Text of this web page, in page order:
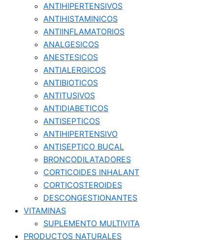
ANTIHIPERTENSIVOS
ANTIHISTAMINICOS
ANTIINFLAMATORIOS
ANALGESICOS
ANESTESICOS
ANTIALERGICOS
ANTIBIOTICOS
ANTITUSIVOS
ANTIDIABETICOS
ANTISEPTICOS
ANTIHIPERTENSIVO
ANTISEPTICO BUCAL
BRONCODILATADORES
CORTICOIDES INHALANT
CORTICOSTEROIDES
DESCONGESTIONANTES
VITAMINAS
SUPLEMENTO MULTIVITA
PRODUCTOS NATURALES